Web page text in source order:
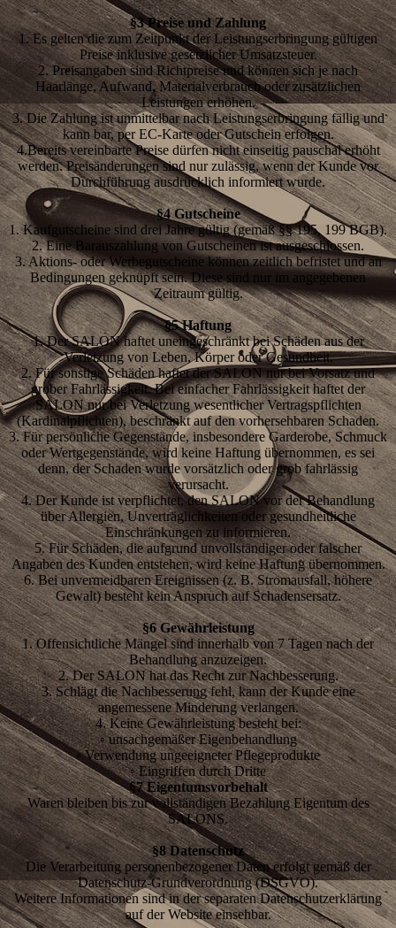
§3 Preise und Zahlung
1. Es gelten die zum Zeitpunkt der Leistungserbringung gültigen
Preise inklusive gesetzlicher Umsatzsteuer.
2. Preisangaben sind Richtpreise und können sich je nach
Haarlänge, Aufwand, Materialverbrauch oder zusätzlichen
Leistungen erhöhen.
3. Die Zahlung ist unmittelbar nach Leistungserbringung fällig und
kann bar, per EC-Karte oder Gutschein erfolgen.
4.Bereits vereinbarte Preise dürfen nicht einseitig pauschal erhöht
werden. Preisänderungen sind nur zulässig, wenn der Kunde vor
Durchführung ausdrücklich informiert wurde.
§4 Gutscheine
1. Kaufgutscheine sind drei Jahre gültig (gemäß §§ 195, 199 BGB).
2. Eine Barauszahlung von Gutscheinen ist ausgeschlossen.
3. Aktions- oder Werbegutscheine können zeitlich befristet und an
Bedingungen geknüpft sein. Diese sind nur im angegebenen
Zeitraum gültig.
§5 Haftung
1. Der SALON haftet uneingeschränkt bei Schäden aus der
Verletzung von Leben, Körper oder Gesundheit.
2. Für sonstige Schäden haftet der SALON nur bei Vorsatz und
grober Fahrlässigkeit. Bei einfacher Fahrlässigkeit haftet der
SALON nur bei Verletzung wesentlicher Vertragspflichten
(Kardinalpflichten), beschränkt auf den vorhersehbaren Schaden.
3. Für persönliche Gegenstände, insbesondere Garderobe, Schmuck
oder Wertgegenstände, wird keine Haftung übernommen, es sei
denn, der Schaden wurde vorsätzlich oder grob fahrlässig
verursacht.
4. Der Kunde ist verpflichtet, den SALON vor der Behandlung
über Allergien, Unverträglichkeiten oder gesundheitliche
Einschränkungen zu informieren.
5. Für Schäden, die aufgrund unvollständiger oder falscher
Angaben des Kunden entstehen, wird keine Haftung übernommen.
6. Bei unvermeidbaren Ereignissen (z. B. Stromausfall, höhere
Gewalt) besteht kein Anspruch auf Schadensersatz.
§6 Gewährleistung
1. Offensichtliche Mängel sind innerhalb von 7 Tagen nach der
Behandlung anzuzeigen.
2. Der SALON hat das Recht zur Nachbesserung.
3. Schlägt die Nachbesserung fehl, kann der Kunde eine
angemessene Minderung verlangen.
4. Keine Gewährleistung besteht bei:
◦ unsachgemäßer Eigenbehandlung
◦ Verwendung ungeeigneter Pflegeprodukte
◦ Eingriffen durch Dritte
§7 Eigentumsvorbehalt
Waren bleiben bis zur vollständigen Bezahlung Eigentum des
SALONS.
§8 Datenschutz
Die Verarbeitung personenbezogener Daten erfolgt gemäß der
Datenschutz-Grundverordnung (DSGVO).
Weitere Informationen sind in der separaten Datenschutzerklärung
auf der Website einsehbar.